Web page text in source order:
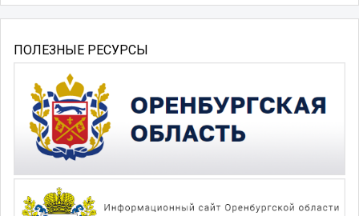
ПОЛЕЗНЫЕ РЕСУРСЫ